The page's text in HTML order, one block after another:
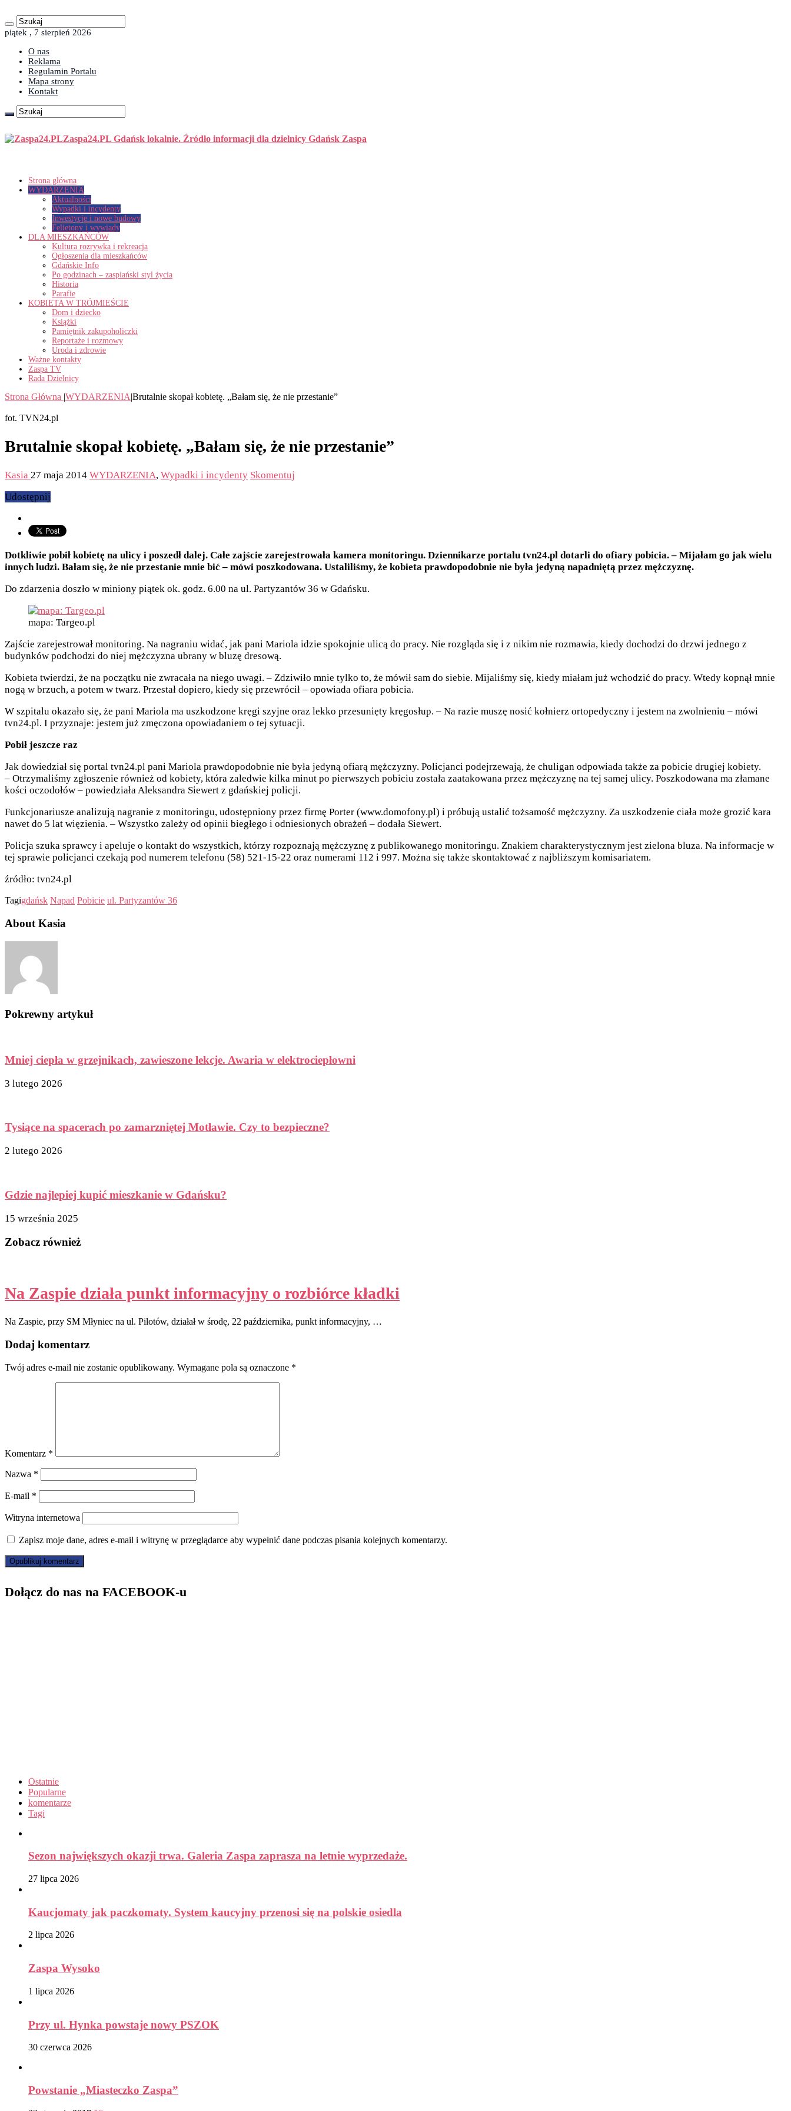
piątek , 7 sierpień 2026
O nas
Reklama
Regulamin Portalu
Mapa strony
Kontakt
Zaspa24.PL Gdańsk lokalnie. Źródło informacji dla dzielnicy Gdańsk Zaspa
Strona główna
WYDARZENIA
Aktualności
Wypadki i incydenty
Inwestycje i nowe budowy
Felietony i wywiady
DLA MIESZKAŃCÓW
Kultura rozrywka i rekreacja
Ogłoszenia dla mieszkańców
Gdańskie Info
Po godzinach – zaspiański styl życia
Historia
Parafie
KOBIETA W TRÓJMIEŚCIE
Dom i dziecko
Książki
Pamiętnik zakupoholiczki
Reportaże i rozmowy
Uroda i zdrowie
Ważne kontakty
Zaspa TV
Rada Dzielnicy
Strona Główna |WYDARZENIA|Brutalnie skopał kobietę. „Bałam się, że nie przestanie”
fot. TVN24.pl
Brutalnie skopał kobietę. „Bałam się, że nie przestanie”
Kasia 27 maja 2014 WYDARZENIA, Wypadki i incydenty Skomentuj
Udostępnij
Dotkliwie pobił kobietę na ulicy i poszedł dalej. Całe zajście zarejestrowała kamera monitoringu. Dziennikarze portalu tvn24.pl dotarli do ofiary pobicia. – Mijałam go jak wielu
innych ludzi. Bałam się, że nie przestanie mnie bić – mówi poszkodowana. Ustaliliśmy, że kobieta prawdopodobnie nie była jedyną napadniętą przez mężczyznę.
Do zdarzenia doszło w miniony piątek ok. godz. 6.00 na ul. Partyzantów 36 w Gdańsku.
mapa: Targeo.pl
Zajście zarejestrował monitoring. Na nagraniu widać, jak pani Mariola idzie spokojnie ulicą do pracy. Nie rozgląda się i z nikim nie rozmawia, kiedy dochodzi do drzwi jednego z
budynków podchodzi do niej mężczyzna ubrany w bluzę dresową.
Kobieta twierdzi, że na początku nie zwracała na niego uwagi. – Zdziwiło mnie tylko to, że mówił sam do siebie. Mijaliśmy się, kiedy miałam już wchodzić do pracy. Wtedy kopnął mnie
nogą w brzuch, a potem w twarz. Przestał dopiero, kiedy się przewrócił – opowiada ofiara pobicia.
W szpitalu okazało się, że pani Mariola ma uszkodzone kręgi szyjne oraz lekko przesunięty kręgosłup. – Na razie muszę nosić kołnierz ortopedyczny i jestem na zwolnieniu – mówi
tvn24.pl. I przyznaje: jestem już zmęczona opowiadaniem o tej sytuacji.
Pobił jeszcze raz
Jak dowiedział się portal tvn24.pl pani Mariola prawdopodobnie nie była jedyną ofiarą mężczyzny. Policjanci podejrzewają, że chuligan odpowiada także za pobicie drugiej kobiety.
– Otrzymaliśmy zgłoszenie również od kobiety, która zaledwie kilka minut po pierwszych pobiciu została zaatakowana przez mężczyznę na tej samej ulicy. Poszkodowana ma złamane
kości oczodołów – powiedziała Aleksandra Siewert z gdańskiej policji.
Funkcjonariusze analizują nagranie z monitoringu, udostępniony przez firmę Porter (www.domofony.pl) i próbują ustalić tożsamość mężczyzny. Za uszkodzenie ciała może grozić kara
nawet do 5 lat więzienia. – Wszystko zależy od opinii biegłego i odniesionych obrażeń – dodała Siewert.
Policja szuka sprawcy i apeluje o kontakt do wszystkich, którzy rozpoznają mężczyznę z publikowanego monitoringu. Znakiem charakterystycznym jest zielona bluza. Na informacje w
tej sprawie policjanci czekają pod numerem telefonu (58) 521-15-22 oraz numerami 112 i 997. Można się także skontaktować z najbliższym komisariatem.
źródło: tvn24.pl
Tagigdańsk Napad Pobicie ul. Partyzantów 36
About Kasia
Pokrewny artykuł
Mniej ciepła w grzejnikach, zawieszone lekcje. Awaria w elektrociepłowni
3 lutego 2026
Tysiące na spacerach po zamarzniętej Motławie. Czy to bezpieczne?
2 lutego 2026
Gdzie najlepiej kupić mieszkanie w Gdańsku?
15 września 2025
Zobacz również
Na Zaspie działa punkt informacyjny o rozbiórce kładki
Na Zaspie, przy SM Młyniec na ul. Pilotów, działał w środę, 22 października, punkt informacyjny, …
Dodaj komentarz
Twój adres e-mail nie zostanie opublikowany. Wymagane pola są oznaczone *
Komentarz *
Nazwa *
E-mail *
Witryna internetowa
Zapisz moje dane, adres e-mail i witrynę w przeglądarce aby wypełnić dane podczas pisania kolejnych komentarzy.
Dołącz do nas na FACEBOOK-u
Ostatnie
Popularne
komentarze
Tagi
Sezon największych okazji trwa. Galeria Zaspa zaprasza na letnie wyprzedaże.
27 lipca 2026
Kaucjomaty jak paczkomaty. System kaucyjny przenosi się na polskie osiedla
2 lipca 2026
Zaspa Wysoko
1 lipca 2026
Przy ul. Hynka powstaje nowy PSZOK
30 czerwca 2026
Powstanie „Miasteczko Zaspa”